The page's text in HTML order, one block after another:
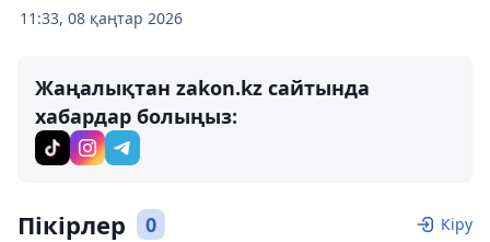
11:33, 08 қаңтар 2026
Жаңалықтан zakon.kz сайтында
хабардар болыңыз:
Пікірлер 0 Кіру